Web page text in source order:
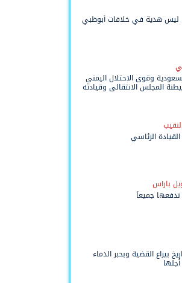
ليس هدية في خلافات أبوظبي
وقوى الاحتلال اليمني
المجلس الانتقالي وقيادته
الرئاسي
باراس
ندفعها جميعاً
بيراع القضية وبحبر الدماء